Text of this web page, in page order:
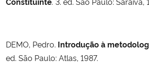
DEMO, Pedro. Introdução à
ed. São Paulo: Atlas, 1987.